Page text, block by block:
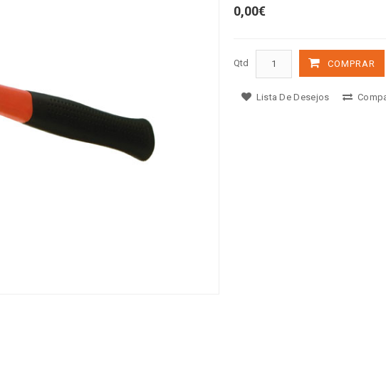
0,00€
Qtd COMPRAR
Lista De Desejos